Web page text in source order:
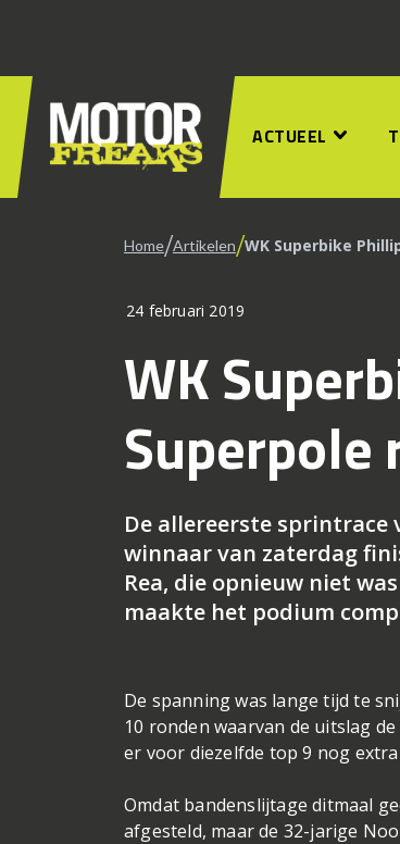
ACTUEEL
Home/Artikelen/WK Superbike
24 februari 2019
WK
Superpole
De allereerste sprintrace
winnaar van zaterdag
Rea, die opnieuw niet
maakte het podium
De spanning was lange tijd te
10 ronden waarvan de uitslag
er voor diezelfde top 9 nog
Omdat bandenslijtage ditmaal
afgesteld, maar de 32-jarige